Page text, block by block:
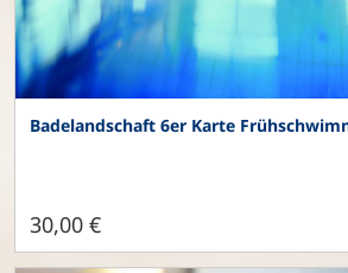
Badelandschaft 6er Karte
30,00 €